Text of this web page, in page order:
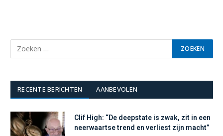
RECENTE BERICHTEN AANBEVOLEN
Clif High: “De deepstate is zwak, zit in een
neerwaartse trend en verliest zijn macht”